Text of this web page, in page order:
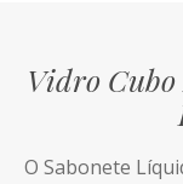
Vidro
O Sabonete